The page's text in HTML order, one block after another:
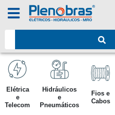
Elétrica
e
Telecom
Hidráulicos
e
Pneumáticos
Fios e
Cabos